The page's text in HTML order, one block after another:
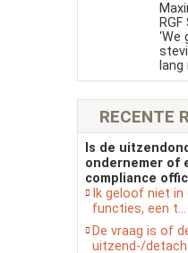
‘We
lang
RECENTE
Is de
ondernemer of
compliance
Ik geloof niet
functies, een t...
De vraag is of
uitzend-/